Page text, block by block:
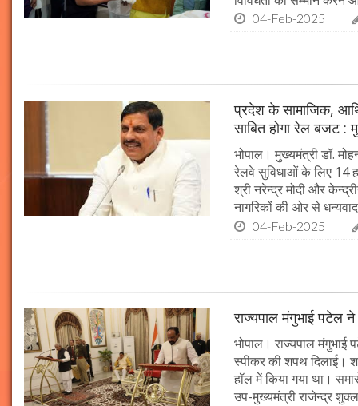
04-Feb-2025
प्रदेश के सामाजिक,
साबित होगा रेल बजट :
भोपाल। मुख्यमंत्री डॉ.
रेलवे सुविधाओं के लिए 14
श्री नरेन्द्र मोदी और
नागरिकों की ओर से
04-Feb-2025
राज्यपाल मंगुभाई पटेल ने
भोपाल। राज्यपाल मंगुभाई
स्पीकर की शपथ दिलाई।
हॉल में किया गया था।
उप-मुख्यमंत्री राजेन्द्र